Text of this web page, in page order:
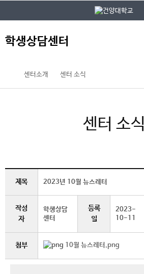
학생상담센터
센터소개 센터 소식
센터 소식
제목 2023년 10월 뉴스레터
작성
자
학생상담
센터
등록
일
2023-
10-11
첨부 10월 뉴스레터.png